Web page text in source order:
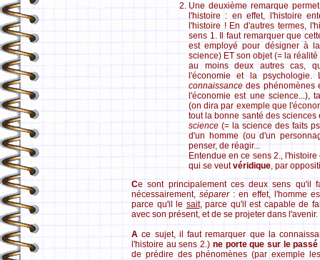
Une deuxième remarque
l'histoire : en effet, l'histoire
l'histoire ! En d'autres termes,
sens 1. Il faut remarquer que
est employé pour désigner à
science) ET son objet (= la
au moins deux autres cas,
l'économie et la
connaissance des phénomènes
l'économie est une science...),
(on dira par exemple que
tout la bonne santé des
science (= la science des faits
d'un homme (ou d'un
penser, de réagir...
Entendue en ce sens 2.,
qui se veutvéridique, par
Ce sont principalement ces deux sens qu'il
nécessairement, séparer: en effet, l'homme
parce qu'il le sait, parce qu'il est capable de
avec son présent, et de se projeter dans l'avenir.
A ce sujet, il faut remarquer que la
l'histoire au sens 2.) ne porte que sur le passé
de prédire des phénomènes (par exemple